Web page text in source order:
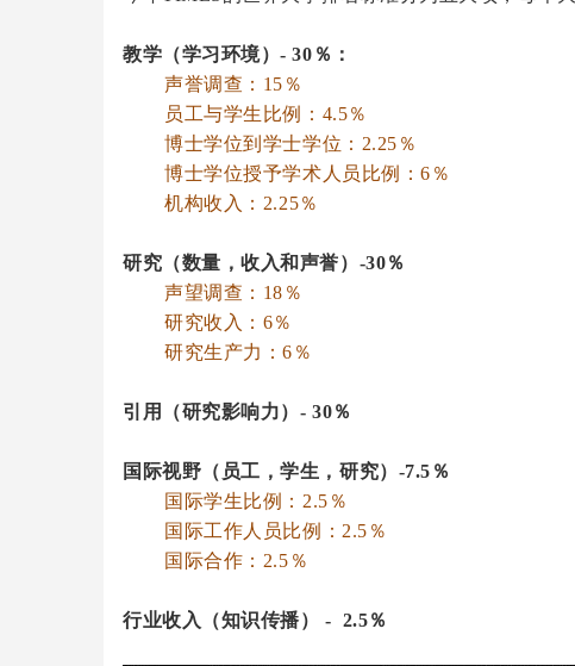
教学（学习环境）- 30％：
声誉调查：15％
员工与学生比例：4.5％
博士学位到学士学位：2.25％
博士学位授予学术人员比例：6％
机构收入：2.25％
研究（数量，收入和声誉）-30％
声望调查：18％
研究收入：6％
研究生产力：6％
引用（研究影响力）- 30％
国际视野（员工，学生，研究）-7.5％
国际学生比例：2.5％
国际工作人员比例：2.5％
国际合作：2.5％
行业收入（知识传播） - 2.5％